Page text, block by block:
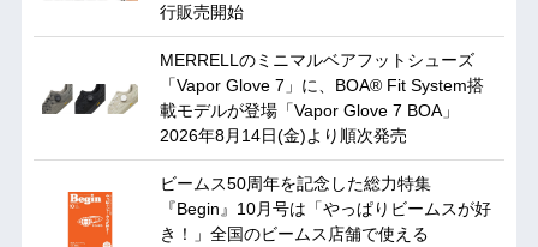
行販売開始
MERRELLのミニマルベアフットシューズ
「Vapor Glove 7」に、BOA® Fit System搭
載モデルが登場「Vapor Glove 7 BOA」
2026年8月14日(金)より順次発売
ビームス50周年を記念した総力特集
『Begin』10月号は「やっぱりビームスが好
き！」全国のビームス店舗で使える